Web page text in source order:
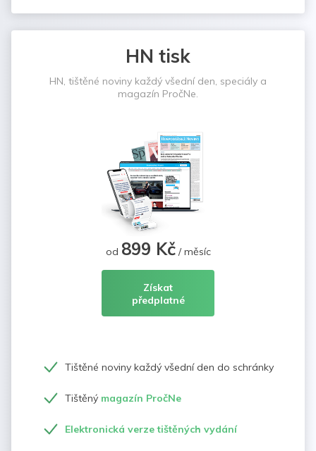
HN tisk
HN, tištěné noviny každý všední den, speciály a
magazín PročNe.
od 899 Kč/ měsíc
Získat
předplatné
Tištěné noviny každý všední den do schránky
Tištěný magazín PročNe
Elektronická verze tištěných vydání